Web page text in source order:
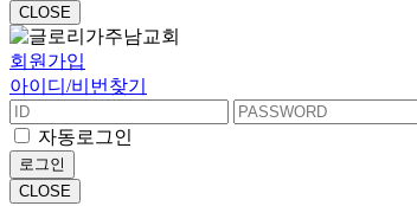
CLOSE
회원가입
아이디/비번찾기
자동로그인
로그인
CLOSE